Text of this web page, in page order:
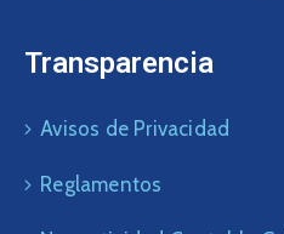
Transparencia
Avisos de Privacidad
Reglamentos